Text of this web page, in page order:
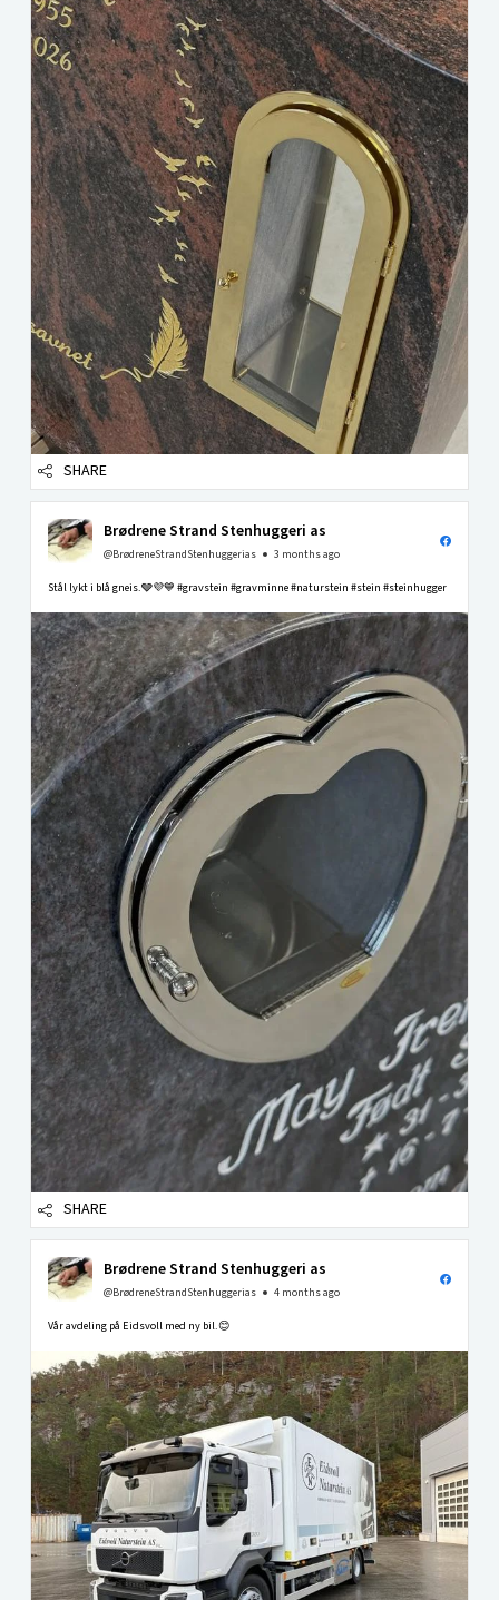
SHARE
Brødrene Strand Stenhuggeri as
@BrødreneStrandStenhuggerias 3 months ago
Stål lykt i blå gneis.🩶💜💙 #gravstein #gravminne #naturstein #stein #steinhugger
SHARE
Brødrene Strand Stenhuggeri as
@BrødreneStrandStenhuggerias 4 months ago
Vår avdeling på Eidsvoll med ny bil.😊